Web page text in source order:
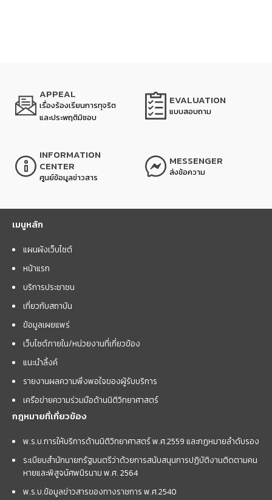
APPEAL
เรื่องร้องเรียนการทุจริต
และประพฤติมิชอบ
EVALUATION
แบบสอบถาม
INFORMATION
CENTER
ศูนย์ข้อมูลข่าวสาร
MESSENGER
ส่งข้อความ
เมนูหลัก
แผนผังเว็บไซต์
หน้าแรก
บริการประชาชน
เกี่ยวกับสถาบัน
ข้อมูลเผยแพร่
เว็บไซต์ภายใน/หน่วยงานที่เกี่ยวข้อง
แนะนำลิ้งค์
รายงานผลความพึงพอใจของผู้รับบริการ
เครือข่ายความร่วมมือด้านนิติวิทยาศาสตร์
กฎหมายที่เกี่ยวข้อง
พ.ร.บ.การให้บริการด้านนิติวิทยาศาสตร์ พ.ศ.2559 และกฏหมายลำดับรอง
ระเบียบสำนักนายกรัฐมนตรีว่าด้วยการสนับสนุนการปฏิบัติงานติดตามคน
หายและพิสูจน์ศพนิรนาม พ.ศ. 2564
พ.ร.บ.ข้อมูลข่าวสารของทางราชการ พ.ศ.2540